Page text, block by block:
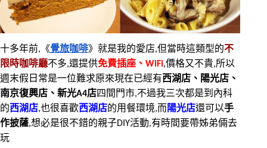
十多年前,《覺旅咖啡》就是我的愛店,但當時這類型的不
限時咖啡廳不多,還提供免費插座、WiFi,價格又不貴,所以
週末假日常是一位難求原來現在已經有 西湖店、陽光店、
南京復興店、新光A4店四間門市,不過我三次都是到內科
的西湖店,也很喜歡西湖店的用餐環境,而 陽光店還可以手
作披薩,想必是很不錯的親子DIY活動,有時間要帶姊弟倆去
玩